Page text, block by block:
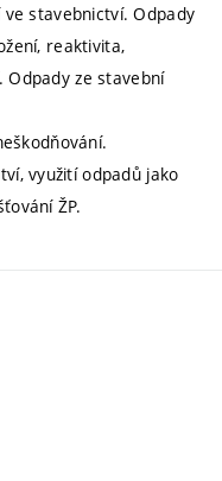
stavebnictví. Odpady
reaktivita,
Odpady ze stavební
využití odpadů jako
ŽP.